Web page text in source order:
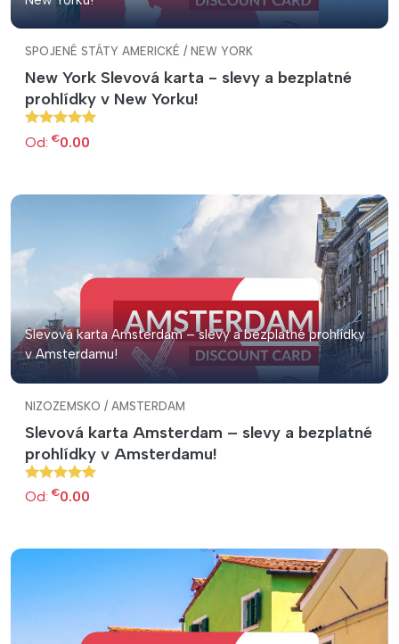
SPOJENÉ STÁTY AMERICKÉ / NEW YORK
New York Slevová karta - slevy a bezplatné
prohlídky v New Yorku!
Od: €0.00
Slevová karta Amsterdam – slevy a bezplatné prohlídky
v Amsterdamu!
NIZOZEMSKO / AMSTERDAM
Slevová karta Amsterdam – slevy a bezplatné
prohlídky v Amsterdamu!
Od: €0.00